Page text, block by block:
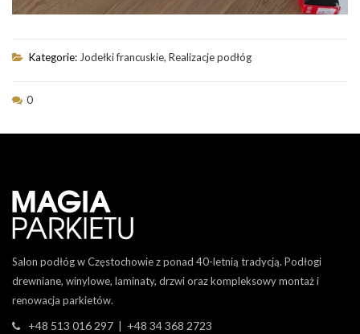
Kategorie: Jodełki francuskie, Realizacje podłóg
0
Salon podłóg w Częstochowie z ponad 40-letnią tradycją. Podłogi
drewniane, winylowe, laminaty, drzwi oraz kompleksowy montaż i
renowacja parkietów.
+48 513 016 297 | +48 34 368 2723